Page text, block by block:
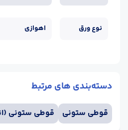
نوع ورق اهوازی
دسته‌بندی های مرتبط
قوطی ستونی قوطی ستونی